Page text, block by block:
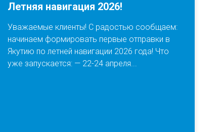
Летняя навигация 2026!
Уважаемые клиенты! С радостью сообщаем:
начинаем формировать первые отправки в
Якутию по летней навигации 2026 года! Что
уже запускается: — 22-24 апреля...